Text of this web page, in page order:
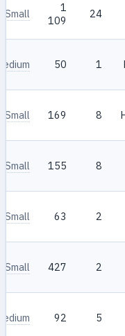
24
1
109
Small
1
50
8
169
Small
8
155
Small
2
63
Small
2
427
Small
5
92